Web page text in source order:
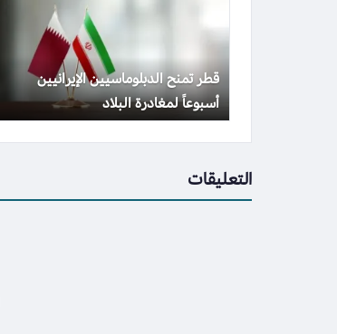
قطر تمنح الدبلوماسيين الإيرانيين
أسبوعاً لمغادرة البلاد
التعليقات